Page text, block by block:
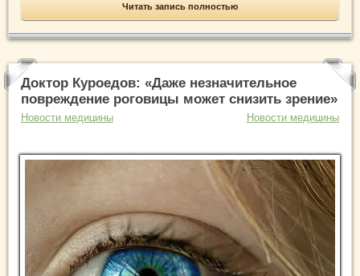
Читать запись полностью
Доктор Куроедов: «Даже незначительное
повреждение роговицы может снизить зрение»
Новости медицины Новости медицины